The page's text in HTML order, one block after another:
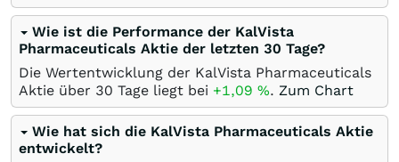
Wie ist die Performance der KalVista
Pharmaceuticals Aktie der letzten 30 Tage?
Die Wertentwicklung der KalVista Pharmaceuticals
Aktie über 30 Tage liegt bei +1,09 %. Zum Chart
Wie hat sich die KalVista Pharmaceuticals Aktie
entwickelt?